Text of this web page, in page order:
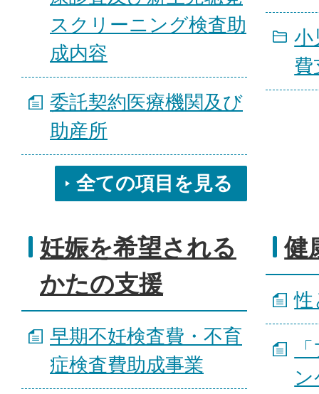
スクリーニング検査助
成内容
委託契約医療機関及び
助産所
全ての項目を見る
小
費
妊娠を希望される
かたの支援
早期不妊検査費・不育
症検査費助成事業
健
性